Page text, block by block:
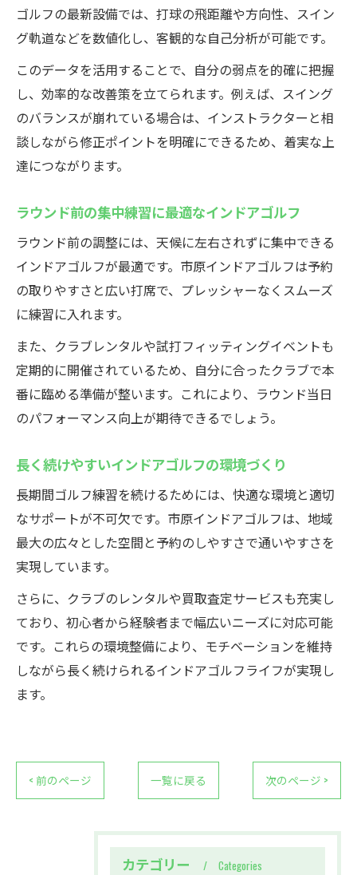
ゴルフの最新設備では、打球の飛距離や方向性、スイン
グ軌道などを数値化し、客観的な自己分析が可能です。
このデータを活用することで、自分の弱点を的確に把握
し、効率的な改善策を立てられます。例えば、スイング
のバランスが崩れている場合は、インストラクターと相
談しながら修正ポイントを明確にできるため、着実な上
達につながります。
ラウンド前の集中練習に最適なインドアゴルフ
ラウンド前の調整には、天候に左右されずに集中できる
インドアゴルフが最適です。市原インドアゴルフは予約
の取りやすさと広い打席で、プレッシャーなくスムーズ
に練習に入れます。
また、クラブレンタルや試打フィッティングイベントも
定期的に開催されているため、自分に合ったクラブで本
番に臨める準備が整います。これにより、ラウンド当日
のパフォーマンス向上が期待できるでしょう。
長く続けやすいインドアゴルフの環境づくり
長期間ゴルフ練習を続けるためには、快適な環境と適切
なサポートが不可欠です。市原インドアゴルフは、地域
最大の広々とした空間と予約のしやすさで通いやすさを
実現しています。
さらに、クラブのレンタルや買取査定サービスも充実し
ており、初心者から経験者まで幅広いニーズに対応可能
です。これらの環境整備により、モチベーションを維持
しながら長く続けられるインドアゴルフライフが実現し
ます。
< 前のページ 一覧に戻る 次のページ >
カテゴリー Categories